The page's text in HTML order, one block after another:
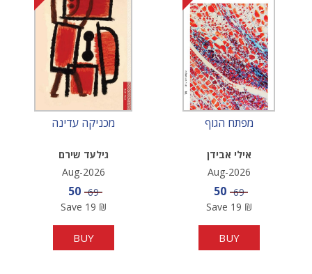
מכניקה עדינה
גילעד שירם
Aug-2026
Sale price
50 Price
69
Save 19 ₪
BUY
מפתח הגוף
אילי אבידן
Aug-2026
Sale price
50 Price
69
Save 19 ₪
BUY